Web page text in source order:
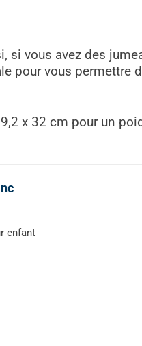
si vous avez des
pour vous permettre
x 32 cm pour un
enfant